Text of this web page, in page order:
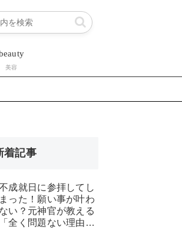
美容
着記事
成就日に参拝してし
まった！願い事が叶わ
ない？元神官が教える
「全く問題ない理由」